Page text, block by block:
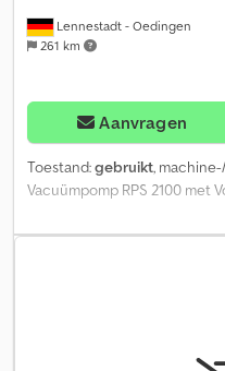
Lennestadt - Oedingen
261 km
Aanvragen
Toestand:gebruikt,
Vacuümpomp RPS 2100 met
Afsqkigwewjf - 10
Stimopuls - Posiball
Drukleiding met filter - 80 st.
850 2x6 Contactpersoon: